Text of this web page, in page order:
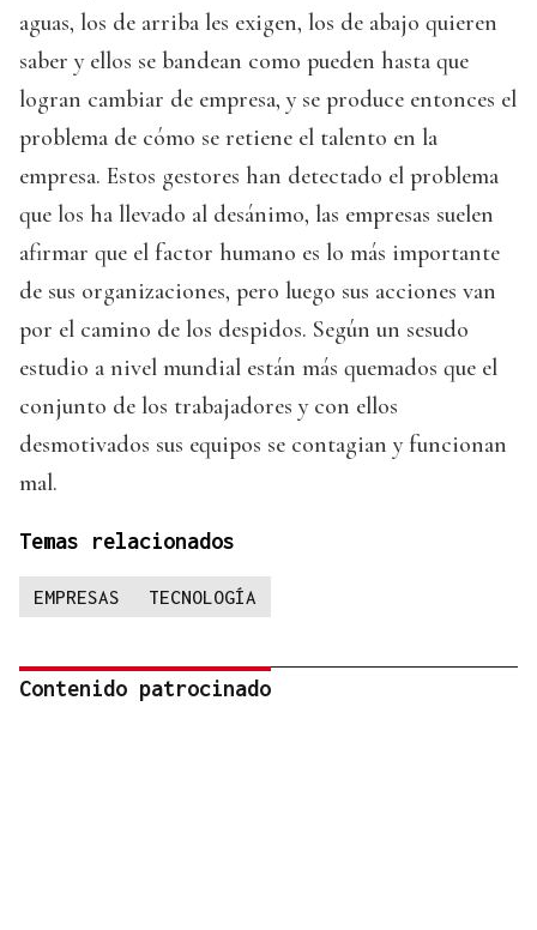
aguas, los de arriba les exigen, los de abajo quieren
saber y ellos se bandean como pueden hasta que
logran cambiar de empresa, y se produce entonces el
problema de cómo se retiene el talento en la
empresa. Estos gestores han detectado el problema
que los ha llevado al desánimo, las empresas suelen
afirmar que el factor humano es lo más importante
de sus organizaciones, pero luego sus acciones van
por el camino de los despidos. Según un sesudo
estudio a nivel mundial están más quemados que el
conjunto de los trabajadores y con ellos
desmotivados sus equipos se contagian y funcionan
mal.
Temas relacionados
EMPRESAS TECNOLOGÍA
Contenido patrocinado